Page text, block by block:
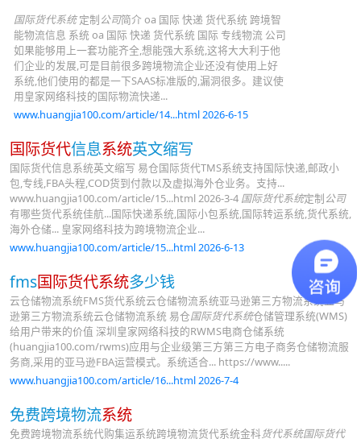
国际货代系统定制公司简介 oa 国际 快递 货代系统 跨境智
能物流信息 系统 oa 国际 快递 货代系统 国际 专线物流 公司
如果能够用上一套功能齐全,想能强大系统,这将大大利于他
们企业的发展,可是目前很多跨境物流企业还没有使用上好
系统,他们使用的都是一下SAAS标准版的,漏洞很多。建议使
用皇家网络科技的国际物流快递...
www.huangjia100.com/article/14...html 2026-6-15
国际货代信息系统英文缩写
国际货代信息系统英文缩写 易仓国际货代TMS系统支持国际快递,邮政小
包,专线,FBA头程,COD货到付款以及虚拟海外仓业务。支持...
www.huangjia100.com/article/15...html 2026-3-4 国际货代系统定制公司
有哪些货代系统佳航...国际快递系统,国际小包系统,国际转运系统,货代系统,
海外仓储... 皇家网络科技为跨境物流企业...
www.huangjia100.com/article/15...html 2026-6-13
fms国际货代系统多少钱
云仓储物流系统FMS货代系统云仓储物流系统亚马逊第三方物流系统亚马
逊第三方物流系统云仓储物流系统 易仓国际货代系统仓储管理系统(WMS)
给用户带来的价值 深圳皇家网络科技的RWMS电商仓储系统
(huangjia100.com/rwms)应用与企业级第三方第三方电子商务仓储物流服
务商,采用的亚马逊FBA运营模式。系统适合... https://www.....
www.huangjia100.com/article/16...html 2026-7-4
免费跨境物流系统
免费跨境物流系统代购集运系统跨境物流货代系统金科货代系统国际货代